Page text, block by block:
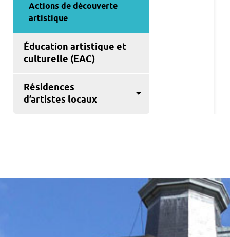
Actions de découverte
artistique
Éducation artistique et
culturelle (EAC)
Résidences
d’artistes locaux